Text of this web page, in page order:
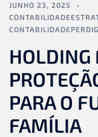
JUNHO 23, 2025
HOLDING
PARA O
FAMÍLIA